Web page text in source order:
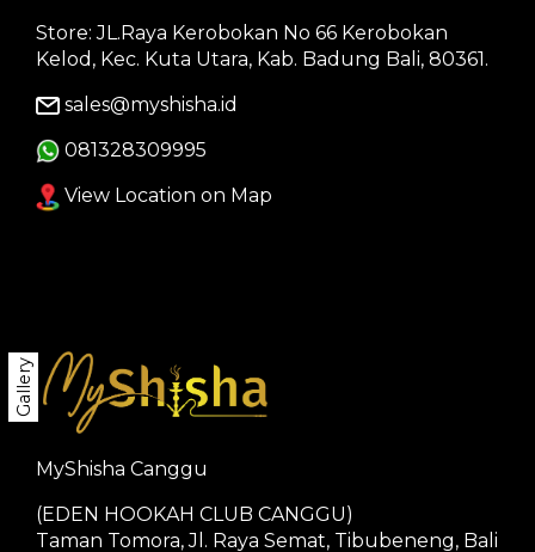
Gallery
Store: JL.Raya Kerobokan No 66 Kerobokan
Kelod, Kec. Kuta Utara, Kab. Badung Bali, 80361.
sales@myshisha.id
081328309995
View Location on Map
MyShisha Canggu
(EDEN HOOKAH CLUB CANGGU)
Taman Tomora, Jl. Raya Semat, Tibubeneng, Bali